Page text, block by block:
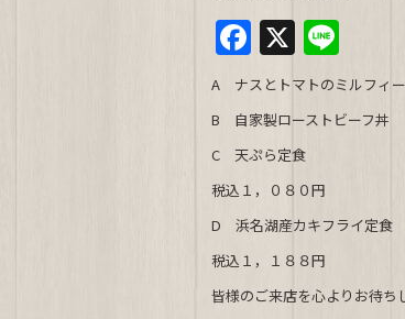
F
a
c
e
b
o
o
k
X
n
e
A ナスとトマトのミルフィ
B 自家製ローストビーフ丼
C 天ぷら定食
税込１，０８０円
D 浜名湖産カキフライ定食
税込１，１８８円
皆様のご来店を心よりお待